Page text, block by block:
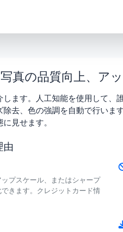
真の品質向上、ア
します。人工知能を使用して、
去、色の強調を自動で行い
見せます。
由
プスケール、またはシャープ
きます。クレジットカード情